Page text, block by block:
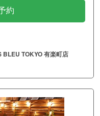
約
BLEU TOKYO 有楽町店